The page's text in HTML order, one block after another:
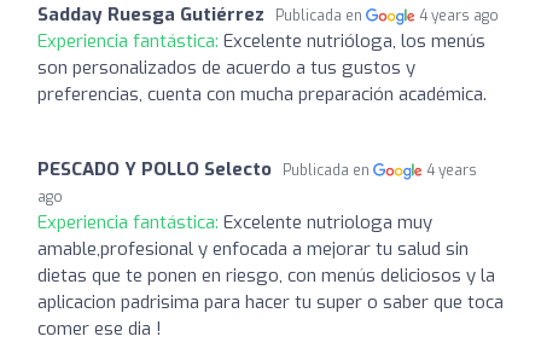
Sadday Ruesga Gutiérrez Publicada en 4 years ago
Experiencia fantástica: Excelente nutrióloga, los menús
son personalizados de acuerdo a tus gustos y
preferencias, cuenta con mucha preparación académica.
PESCADO Y POLLO Selecto Publicada en
4 years
ago
Experiencia fantástica: Excelente nutriologa muy
amable,profesional y enfocada a mejorar tu salud sin
dietas que te ponen en riesgo, con menús deliciosos y la
aplicacion padrisima para hacer tu super o saber que toca
comer ese dia !